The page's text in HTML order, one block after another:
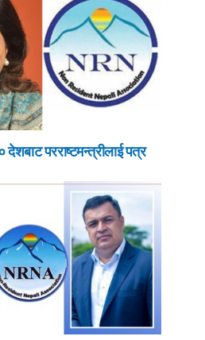
परराष्टमन्त्रीलाई पत्र